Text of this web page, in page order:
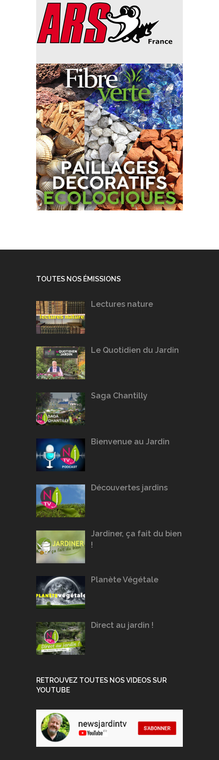
TOUTES NOS ÉMISSIONS
Lectures nature
Le Quotidien du Jardin
Saga Chantilly
Bienvenue au Jardin
Découvertes jardins
Jardiner, ça fait du bien
!
Planète Végétale
Direct au jardin !
RETROUVEZ TOUTES NOS VIDEOS SUR
YOUTUBE